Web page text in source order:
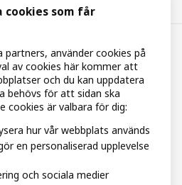
SV
cookies som får
partners, använder cookies på
av cookies här kommer att
och du kan uppdatera
behövs för att sidan ska
cookies är valbara för dig:
hur vår webbplats används
en personaliserad upplevelse
och sociala medier